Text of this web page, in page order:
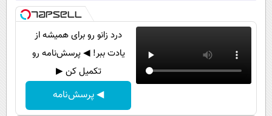
درد زانو رو برای همیشه از
یادت ببر! ◀ پرسش‌نامه رو
تکمیل کن ▶
◀ پرسش‌نامه